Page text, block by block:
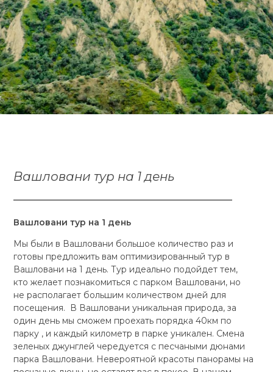
Вашловани тур на 1 день
Вашловани тур на 1 день
Мы были в Вашловани большое количество раз и
готовы предложить вам оптимизированный тур в
Вашловани на 1 день. Тур идеально подойдет тем,
кто желает познакомиться с парком Вашловани, но
не располагает большим количеством дней для
посещения. В Вашловани уникальная природа, за
один день мы сможем проехать порядка 40км по
парку , и каждый километр в парке уникален. Смена
зеленых джунглей чередуется с песчаными дюнами
парка Вашловани. Невероятной красоты панорамы на